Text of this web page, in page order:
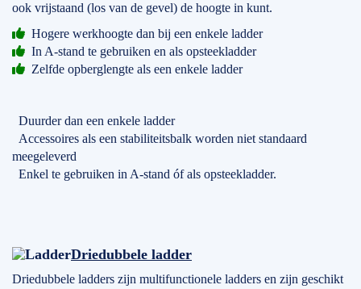
ook vrijstaand (los van de gevel) de hoogte in kunt.
Hogere werkhoogte dan bij een enkele ladder
In A-stand te gebruiken en als opsteekladder
Zelfde opberglengte als een enkele ladder
Duurder dan een enkele ladder
Accessoires als een stabiliteitsbalk worden niet standaard
meegeleverd
Enkel te gebruiken in A-stand óf als opsteekladder.
Driedubbele ladder
Driedubbele ladders zijn multifunctionele ladders en zijn geschikt